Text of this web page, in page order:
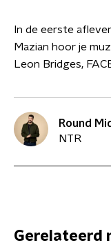
In de eerste
Mazian hoor je
Leon Bridges,
Round
NTR
Gerelateerd